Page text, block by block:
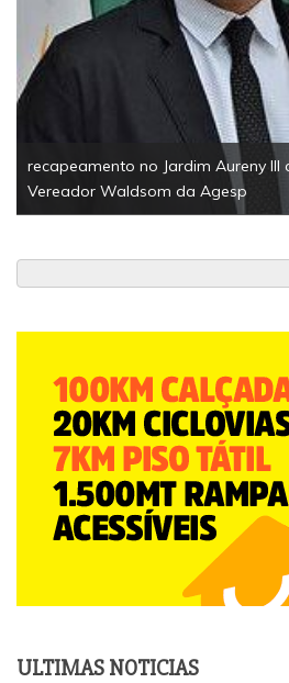
recapeamento no Jardim Aureny
Vereador Waldsom da Agesp
ULTIMAS NOTICIAS